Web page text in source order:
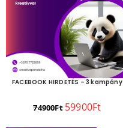
FACEBOOK HIRDETÉS – 3 kampány
74900Ft 59900Ft